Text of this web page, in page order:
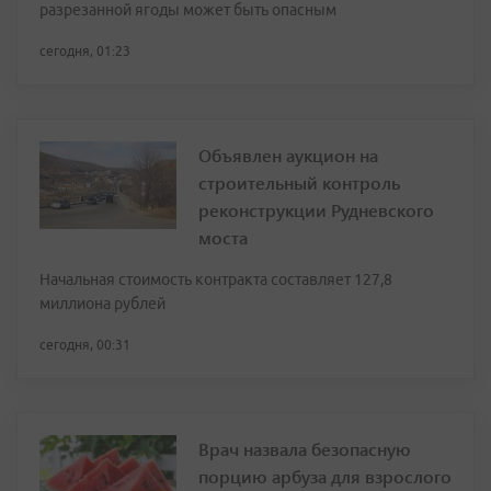
разрезанной ягоды может быть опасным
сегодня, 01:23
Объявлен аукцион на
строительный контроль
реконструкции Рудневского
моста
Начальная стоимость контракта составляет 127,8
миллиона рублей
сегодня, 00:31
Врач назвала безопасную
порцию арбуза для взрослого